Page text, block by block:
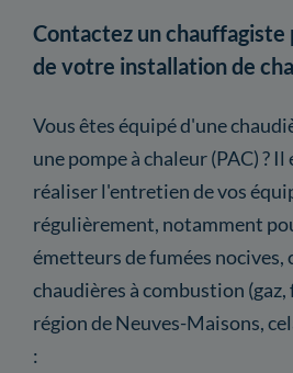
Contactez un
de votre installation de
Vous êtes équipé d'une
une pompe à chaleur (PAC) ?
réaliser l'entretien de vos
régulièrement, notamment
émetteurs de fumées nocives,
chaudières à combustion (gaz,
région de Neuves-Maisons,
: